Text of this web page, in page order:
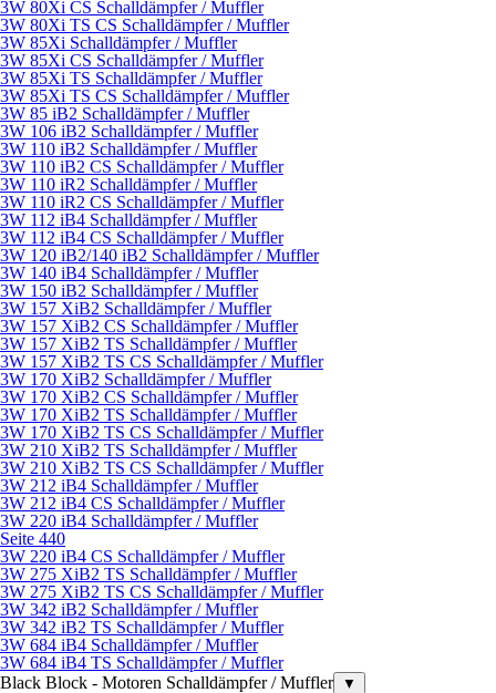
3W 80Xi CS Schalldämpfer / Muffler
3W 80Xi TS CS Schalldämpfer / Muffler
3W 85Xi Schalldämpfer / Muffler
3W 85Xi CS Schalldämpfer / Muffler
3W 85Xi TS Schalldämpfer / Muffler
3W 85Xi TS CS Schalldämpfer / Muffler
3W 85 iB2 Schalldämpfer / Muffler
3W 106 iB2 Schalldämpfer / Muffler
3W 110 iB2 Schalldämpfer / Muffler
3W 110 iB2 CS Schalldämpfer / Muffler
3W 110 iR2 Schalldämpfer / Muffler
3W 110 iR2 CS Schalldämpfer / Muffler
3W 112 iB4 Schalldämpfer / Muffler
3W 112 iB4 CS Schalldämpfer / Muffler
3W 120 iB2/140 iB2 Schalldämpfer / Muffler
3W 140 iB4 Schalldämpfer / Muffler
3W 150 iB2 Schalldämpfer / Muffler
3W 157 XiB2 Schalldämpfer / Muffler
3W 157 XiB2 CS Schalldämpfer / Muffler
3W 157 XiB2 TS Schalldämpfer / Muffler
3W 157 XiB2 TS CS Schalldämpfer / Muffler
3W 170 XiB2 Schalldämpfer / Muffler
3W 170 XiB2 CS Schalldämpfer / Muffler
3W 170 XiB2 TS Schalldämpfer / Muffler
3W 170 XiB2 TS CS Schalldämpfer / Muffler
3W 210 XiB2 TS Schalldämpfer / Muffler
3W 210 XiB2 TS CS Schalldämpfer / Muffler
3W 212 iB4 Schalldämpfer / Muffler
3W 212 iB4 CS Schalldämpfer / Muffler
3W 220 iB4 Schalldämpfer / Muffler
Seite 440
3W 220 iB4 CS Schalldämpfer / Muffler
3W 275 XiB2 TS Schalldämpfer / Muffler
3W 275 XiB2 TS CS Schalldämpfer / Muffler
3W 342 iB2 Schalldämpfer / Muffler
3W 342 iB2 TS Schalldämpfer / Muffler
3W 684 iB4 Schalldämpfer / Muffler
3W 684 iB4 TS Schalldämpfer / Muffler
Black Block - Motoren Schalldämpfer / Muffler
▼